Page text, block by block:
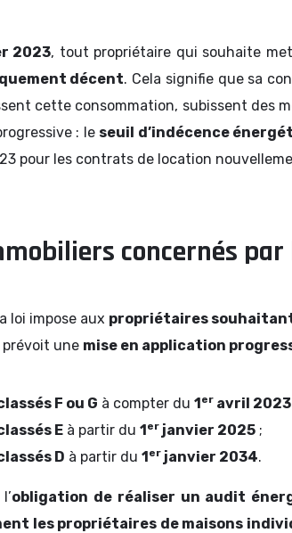
2023, tout propriétaire qui souhaite
décent. Cela signifie que sa
cette consommation, subissent des
: le seuil d’indécence
pour les contrats de location
concernés
loi impose aux propriétaires souhaitant
prévoit une mise en application
F ou G à compter du 1er avril 2023
E à partir du 1er janvier 2025 ;
D à partir du 1er janvier 2034.
obligation de réaliser un audit
les propriétaires de maisons